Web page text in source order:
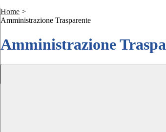
Home >
Amministrazione Trasparente
Amministrazione